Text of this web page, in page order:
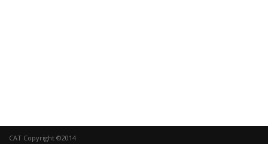
CAT Copyright ©2014